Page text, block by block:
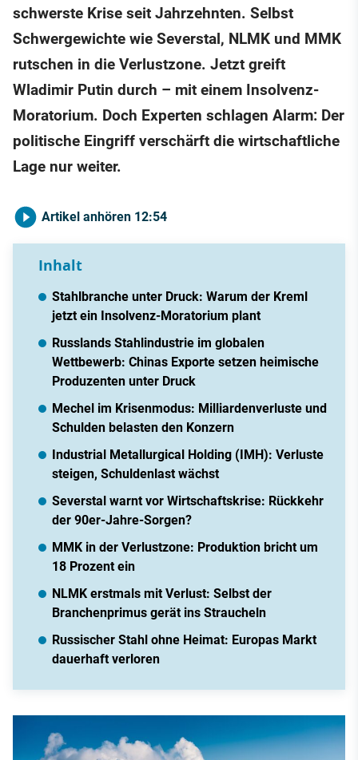
schwerste Krise seit Jahrzehnten. Selbst
Schwergewichte wie Severstal, NLMK und MMK
rutschen in die Verlustzone. Jetzt greift
Wladimir Putin durch – mit einem Insolvenz-
Moratorium. Doch Experten schlagen Alarm: Der
politische Eingriff verschärft die wirtschaftliche
Lage nur weiter.
Artikel anhören 12:54
Inhalt
Stahlbranche unter Druck: Warum der Kreml
jetzt ein Insolvenz-Moratorium plant
Russlands Stahlindustrie im globalen
Wettbewerb: Chinas Exporte setzen heimische
Produzenten unter Druck
Mechel im Krisenmodus: Milliardenverluste und
Schulden belasten den Konzern
Industrial Metallurgical Holding (IMH): Verluste
steigen, Schuldenlast wächst
Severstal warnt vor Wirtschaftskrise: Rückkehr
der 90er-Jahre-Sorgen?
MMK in der Verlustzone: Produktion bricht um
18 Prozent ein
NLMK erstmals mit Verlust: Selbst der
Branchenprimus gerät ins Straucheln
Russischer Stahl ohne Heimat: Europas Markt
dauerhaft verloren